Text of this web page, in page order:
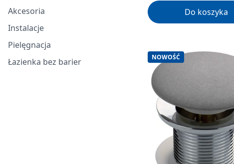
Akcesoria
Instalacje
Pielęgnacja
Łazienka bez barier
Do koszyka
NOWOŚĆ